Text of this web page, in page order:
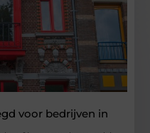
voor bedrijven in